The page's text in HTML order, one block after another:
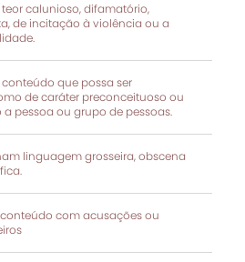
calunioso, difamatório,
de incitação à violência ou a
que possa ser
de caráter preconceituoso ou
pessoa ou grupo de pessoas.
linguagem grosseira, obscena
com acusações ou